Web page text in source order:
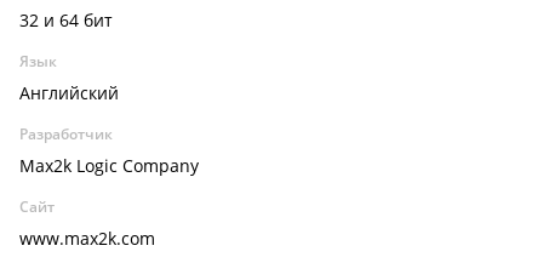
32 и 64 бит
Язык
Английский
Разработчик
Max2k Logic Company
Сайт
www.max2k.com